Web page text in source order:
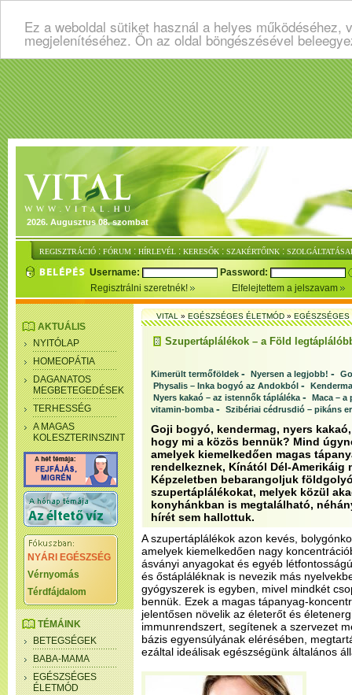
Ez a weboldal sütiket használ a helyes
megjelenítéséhez. Ön az oldal böngészésével
2026. Augusztus 08. szombat
REGISZTRÁCIÓ : FÓRUM : HÍRLEVÉL : KERESŐK : SZAKÉRTŐINK :
Username:
Password:
Regisztrálni szeretnék!
Elfelejtettem a jelszavam
AKTUÁLIS
NYITÓLAP
HOMEOPÁTIA
DAGANATOS
MEGBETEGEDÉSEK
TERHESSÉG
A MAGAS
KOLESZTERINSZINT
NYÁRI EGÉSZSÉG
Vérnyomás
Térdfájdalom
TÉMÁINK
BETEGSÉGEK
BABA-MAMA
EGÉSZSÉGES
ÉLETMÓD
VITAL»EGÉSZSÉGES ÉLETMÓD»
Szupertáplálékok – a Föld
Kimerült termőföldek - Nyersen a legjobb! -
Physalis – Inka bogyó az Andokból -
Nyers kakaó – az istennők tápláléka - Maca – a
vitamin-bomba - Szibériai cédrusdió – pikáns
Goji bogyó, kendermag, nyers
hogy mi a közös bennük? Mind
amelyek kiemelkedően magas
rendelkeznek, Kínától Dél-Amerikáig
Képzeletben bebarangoljuk
szupertáplálékokat, melyek közül
konyhánkban is megtalálható,
hírét sem hallottuk.
A szupertáplálékok azon kevés,
amelyek kiemelkedően nagy
ásványi anyagokat és egyéb
és őstápláléknak is nevezik más
gyógyszerek is egyben, mivel mindkét
bennük. Ezek a magas tápanyag-
jelentősen növelik az életerőt és
immunrendszert, segítenek a szervezet
bázis egyensúlyának elérésében,
ezáltal ideálisak egészségünk általános